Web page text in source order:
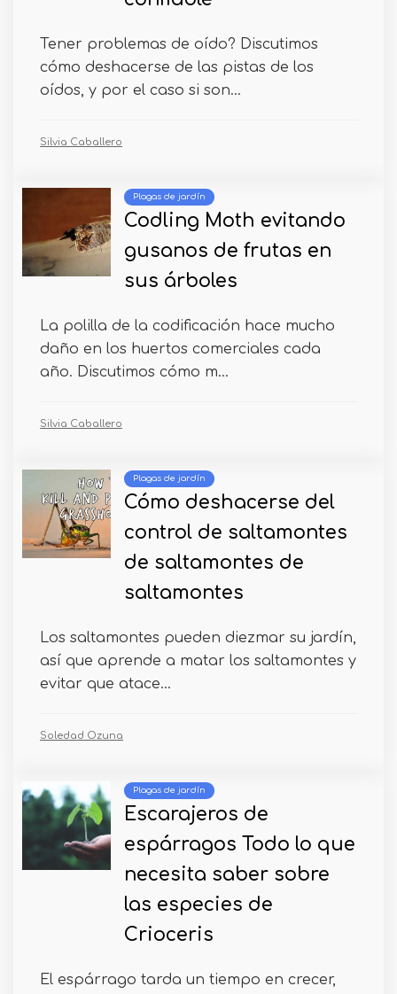
Tener problemas de oído? Discutimos
cómo deshacerse de las pistas de los
oídos, y por el caso si son...
Silvia Caballero
Plagas de jardín
Codling Moth evitando
gusanos de frutas en
sus árboles
La polilla de la codificación hace mucho
daño en los huertos comerciales cada
año. Discutimos cómo m...
Silvia Caballero
Plagas de jardín
Cómo deshacerse del
control de saltamontes
de saltamontes de
saltamontes
Los saltamontes pueden diezmar su jardín,
así que aprende a matar los saltamontes y
evitar que atace...
Soledad Ozuna
Plagas de jardín
Escarajeros de
espárragos Todo lo que
necesita saber sobre
las especies de
Crioceris
El espárrago tarda un tiempo en crecer,